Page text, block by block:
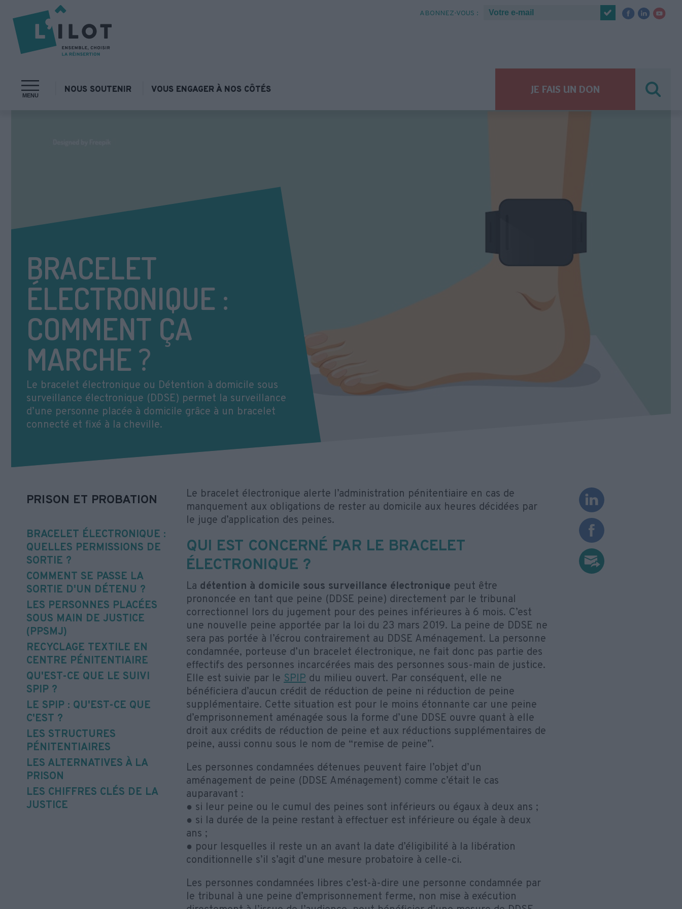
ABONNEZ-VOUS :
MENU
NOUS SOUTENIR VOUS ENGAGER À NOS CÔTÉS JE FAIS UN DON
BRACELET
ÉLECTRONIQUE :
COMMENT ÇA
MARCHE ?
Le bracelet électronique ou Détention à domicile sous
surveillance électronique (DDSE) permet la surveillance
d’une personne placée à domicile grâce à un bracelet
connecté et fixé à la cheville.
PRISON ET PROBATION
BRACELET ÉLECTRONIQUE :
QUELLES PERMISSIONS DE
SORTIE ?
COMMENT SE PASSE LA
SORTIE D'UN DÉTENU ?
LES PERSONNES PLACÉES
SOUS MAIN DE JUSTICE
(PPSMJ)
RECYCLAGE TEXTILE EN
CENTRE PÉNITENTIAIRE
QU'EST-CE QUE LE SUIVI
SPIP ?
LE SPIP : QU'EST-CE QUE
C'EST ?
LES STRUCTURES
PÉNITENTIAIRES
LES ALTERNATIVES À LA
PRISON
LES CHIFFRES CLÉS DE LA
JUSTICE
Le bracelet électronique alerte l’administration pénitentiaire en cas de
manquement aux obligations de rester au domicile aux heures décidées par
le juge d’application des peines.
QUI EST CONCERNÉ PAR LE BRACELET
ÉLECTRONIQUE ?
La détention à domicile sous surveillance électronique peut être
prononcée en tant que peine (DDSE peine) directement par le tribunal
correctionnel lors du jugement pour des peines inférieures à 6 mois. C’est
une nouvelle peine apportée par la loi du 23 mars 2019. La peine de DDSE ne
sera pas portée à l’écrou contrairement au DDSE Aménagement. La personne
condamnée, porteuse d’un bracelet électronique, ne fait donc pas partie des
effectifs des personnes incarcérées mais des personnes sous-main de justice.
Elle est suivie par le SPIP du milieu ouvert. Par conséquent, elle ne
bénéficiera d’aucun crédit de réduction de peine ni réduction de peine
supplémentaire. Cette situation est pour le moins étonnante car une peine
d’emprisonnement aménagée sous la forme d’une DDSE ouvre quant à elle
droit aux crédits de réduction de peine et aux réductions supplémentaires de
peine, aussi connu sous le nom de “remise de peine”.
Les personnes condamnées détenues peuvent faire l’objet d’un
aménagement de peine (DDSE Aménagement) comme c’était le cas
auparavant :
● si leur peine ou le cumul des peines sont inférieurs ou égaux à deux ans ;
● si la durée de la peine restant à effectuer est inférieure ou égale à deux
ans ;
● pour lesquelles il reste un an avant la date d’éligibilité à la libération
conditionnelle s’il s’agit d’une mesure probatoire à celle-ci.
Les personnes condamnées libres c’est-à-dire une personne condamnée par
le tribunal à une peine d’emprisonnement ferme, non mise à exécution